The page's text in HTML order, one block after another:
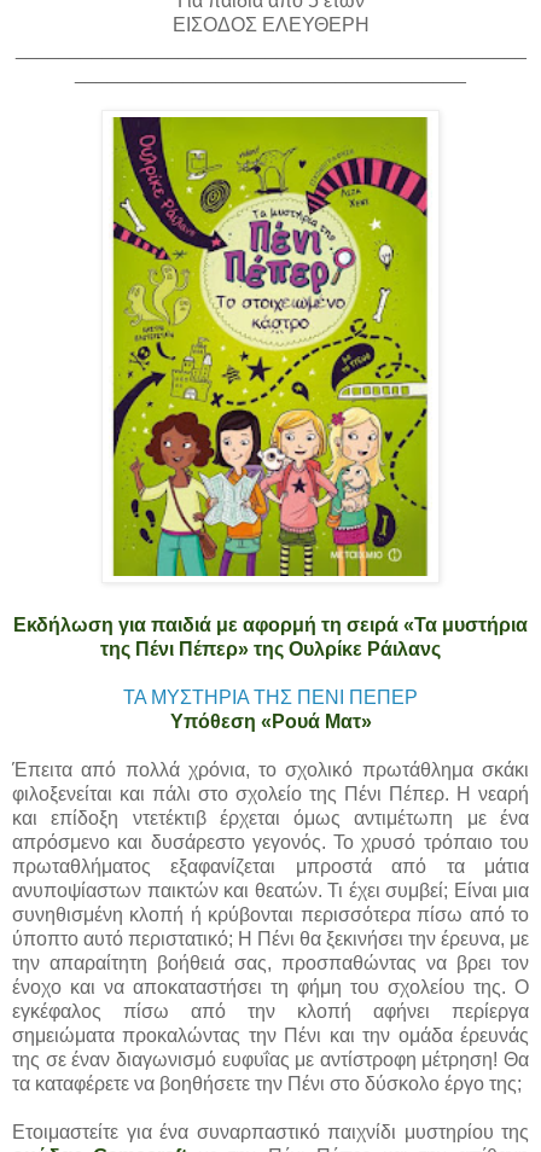
ΕΙΣΟΔΟΣ ΕΛΕΥΘΕΡΗ
Εκδήλωση για παιδιά με αφορμή τη σειρά «Τα μυστήρια
της Πένι Πέπερ» της Ουλρίκε Ράιλανς
ΤΑ ΜΥΣΤΗΡΙΑ ΤΗΣ ΠΕΝΙ ΠΕΠΕΡ
Υπόθεση «Ρουά Ματ»
Έπειτα από πολλά χρόνια, το σχολικό πρωτάθλημα σκάκι
φιλοξενείται και πάλι στο σχολείο της Πένι Πέπερ. Η νεαρή
και επίδοξη ντετέκτιβ έρχεται όμως αντιμέτωπη με ένα
απρόσμενο και δυσάρεστο γεγονός. Το χρυσό τρόπαιο του
πρωταθλήματος εξαφανίζεται μπροστά από τα μάτια
ανυποψίαστων παικτών και θεατών. Τι έχει συμβεί; Είναι μια
συνηθισμένη κλοπή ή κρύβονται περισσότερα πίσω από το
ύποπτο αυτό περιστατικό; Η Πένι θα ξεκινήσει την έρευνα, με
την απαραίτητη βοήθειά σας, προσπαθώντας να βρει τον
ένοχο και να αποκαταστήσει τη φήμη του σχολείου της. Ο
εγκέφαλος πίσω από την κλοπή αφήνει περίεργα
σημειώματα προκαλώντας την Πένι και την ομάδα έρευνάς
της σε έναν διαγωνισμό ευφυΐας με αντίστροφη μέτρηση! Θα
τα καταφέρετε να βοηθήσετε την Πένι στο δύσκολο έργο της;
Ετοιμαστείτε για ένα συναρπαστικό παιχνίδι μυστηρίου της